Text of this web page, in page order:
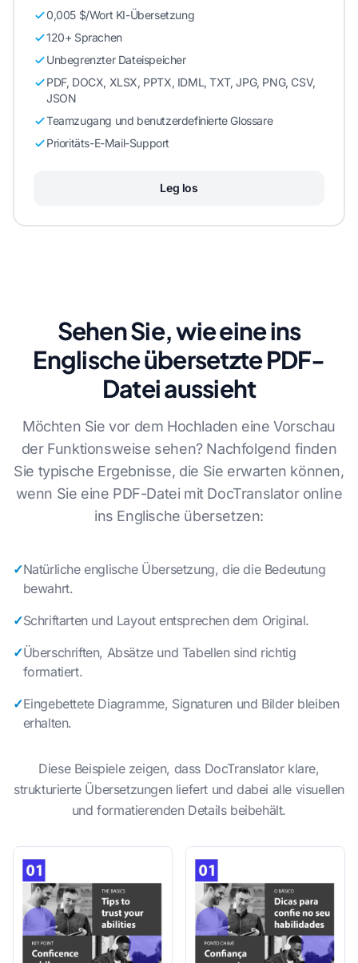
0,005 $/Wort KI-Übersetzung
120+ Sprachen
Unbegrenzter Dateispeicher
PDF, DOCX, XLSX, PPTX, IDML, TXT, JPG, PNG, CSV,
JSON
Teamzugang und benutzerdefinierte Glossare
Prioritäts-E-Mail-Support
Leg los
Sehen Sie, wie eine ins
Englische übersetzte PDF-
Datei aussieht
Möchten Sie vor dem Hochladen eine Vorschau
der Funktionsweise sehen? Nachfolgend finden
Sie typische Ergebnisse, die Sie erwarten können,
wenn Sie eine PDF-Datei mit DocTranslator online
ins Englische übersetzen:
✓Natürliche englische Übersetzung, die die Bedeutung
bewahrt.
✓Schriftarten und Layout entsprechen dem Original.
✓Überschriften, Absätze und Tabellen sind richtig
formatiert.
✓Eingebettete Diagramme, Signaturen und Bilder bleiben
erhalten.
Diese Beispiele zeigen, dass DocTranslator klare,
strukturierte Übersetzungen liefert und dabei alle visuellen
und formatierenden Details beibehält.